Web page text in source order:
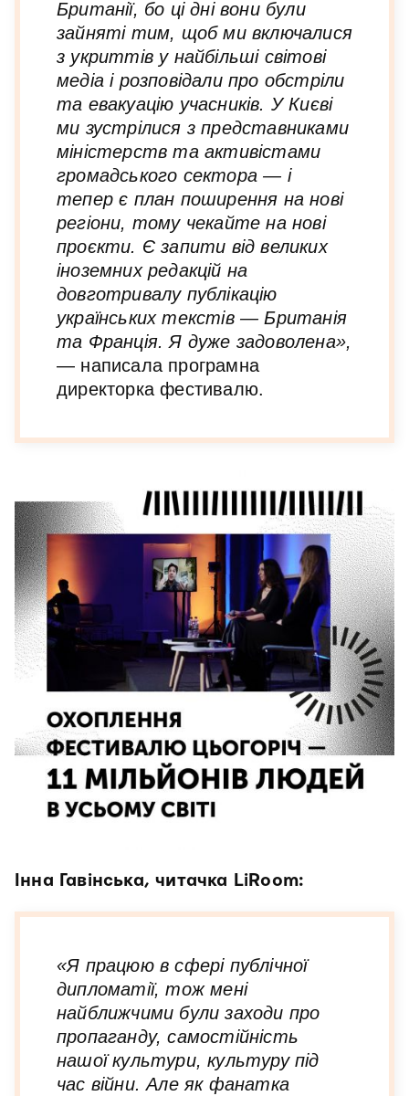
Британії, бо ці дні вони були
зайняті тим, щоб ми включалися
з укриттів у найбільші світові
медіа і розповідали про обстріли
та евакуацію учасників. У Києві
ми зустрілися з представниками
міністерств та активістами
громадського сектора — і
тепер є план поширення на нові
регіони, тому чекайте на нові
проєкти. Є запити від великих
іноземних редакцій на
довготривалу публікацію
українських текстів — Британія
та Франція. Я дуже задоволена»,
— написала програмна
директорка фестивалю.
Інна Гавінська, читачка LiRoom:
«Я працюю в сфері публічної
дипломатії, тож мені
найближчими були заходи про
пропаганду, самостійність
нашої культури, культуру під
час війни. Але як фанатка